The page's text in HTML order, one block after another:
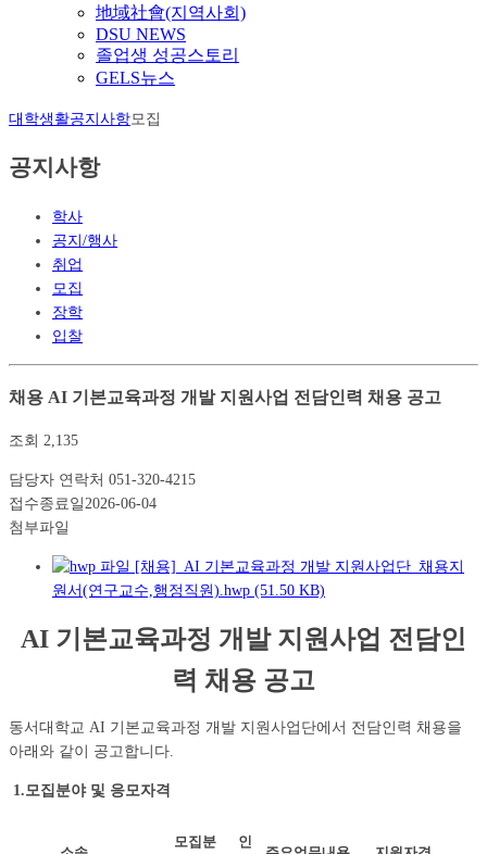
地域社會(지역사회)
DSU NEWS
졸업생 성공스토리
GELS뉴스
대학생활공지사항모집
공지사항
학사
공지/행사
취업
모집
장학
입찰
채용 AI 기본교육과정 개발 지원사업 전담인력 채용 공고
조회 2,135
담당자 연락처 051-320-4215
접수종료일2026-06-04
첨부파일
[채용]_AI 기본교육과정 개발 지원사업단_채용지
원서(연구교수,행정직원).hwp (51.50 KB)
AI 기본교육과정 개발 지원사업 전담인
력 채용 공고
동서대학교 AI 기본교육과정 개발 지원사업단에서 전담인력 채용을
아래와 같이 공고합니다.
1.모집분야 및 응모자격
모집분 인